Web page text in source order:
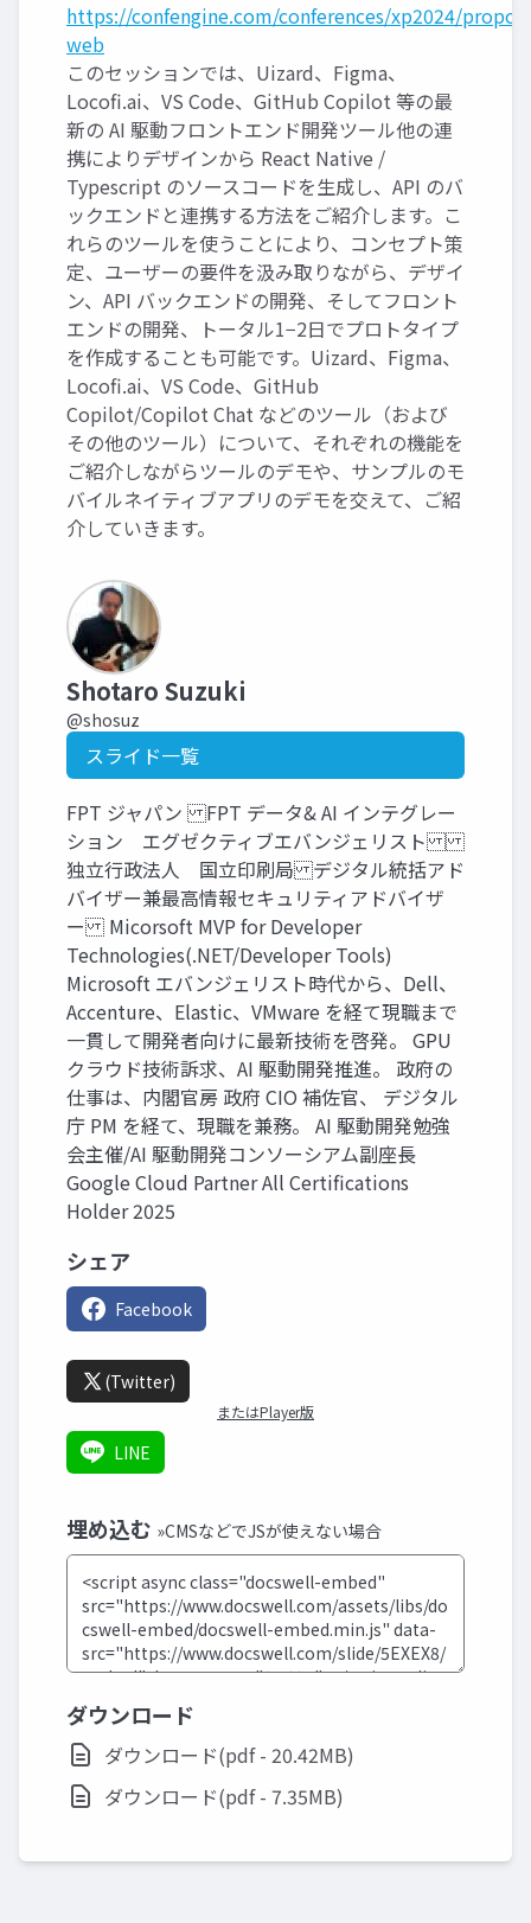
https://confengine.com/conferences/xp2024/
web
このセッションでは、Uizard、Figma、
Locofi.ai、VS Code、GitHub Copilot 等の最
新の AI 駆動フロントエンド開発ツール他の連
携によりデザインから React Native /
Typescript のソースコードを生成し、API のバ
ックエンドと連携する方法をご紹介します。こ
れらのツールを使うことにより、コンセプト策
定、ユーザーの要件を汲み取りながら、デザイ
ン、API バックエンドの開発、そしてフロント
エンドの開発、トータル1−2日でプロトタイプ
を作成することも可能です。Uizard、Figma、
Locofi.ai、VS Code、GitHub
Copilot/Copilot Chat などのツール（および
その他のツール）について、それぞれの機能を
ご紹介しながらツールのデモや、サンプルのモ
バイルネイティブアプリのデモを交えて、ご紹
介していきます。
Shotaro Suzuki
@shosuz
スライド一覧
FPT ジャパン FPT データ& AI インテグレー
ション エグゼクティブエバンジェリスト
独立行政法人 国立印刷局 デジタル統括アド
バイザー兼最高情報セキュリティアドバイザ
ー Micorsoft MVP for Developer
Technologies(.NET/Developer Tools)
Microsoft エバンジェリスト時代から、Dell、
Accenture、Elastic、VMware を経て現職まで
一貫して開発者向けに最新技術を啓発。 GPU
クラウド技術訴求、AI 駆動開発推進。 政府の
仕事は、内閣官房 政府 CIO 補佐官、 デジタル
庁 PM を経て、現職を兼務。 AI 駆動開発勉強
会主催/AI 駆動開発コンソーシアム副座長
Google Cloud Partner All Certifications
Holder 2025
シェア
Facebook
(Twitter)
またはPlayer版
LINE
埋め込む »CMSなどでJSが使えない場合
ダウンロード
ダウンロード(pdf - 20.42MB)
ダウンロード(pdf - 7.35MB)